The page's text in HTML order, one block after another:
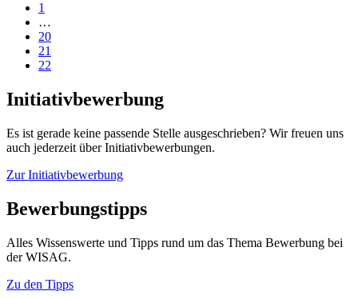
1
…
20
21
22
Initiativbewerbung
Es ist gerade keine passende Stelle ausgeschrieben? Wir freuen uns
auch jederzeit über Initiativbewerbungen.
Zur Initiativbewerbung
Bewerbungstipps
Alles Wissenswerte und Tipps rund um das Thema Bewerbung bei
der WISAG.
Zu den Tipps